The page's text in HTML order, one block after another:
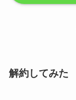
解約してみた